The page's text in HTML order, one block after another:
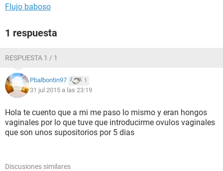
Flujo baboso
1 respuesta
RESPUESTA 1 / 1
Pbalbontin97 1
31 jul 2015 a las 23:19
Hola te cuento que a mi me paso lo mismo y eran hongos
vaginales por lo que tuve que introducirme ovulos vaginales
que son unos supositorios por 5 dias
Discusiones similares